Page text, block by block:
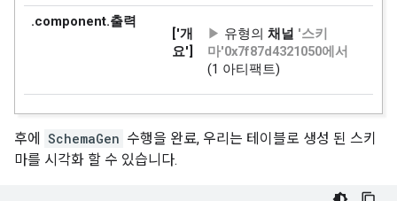
features {
  feature {
        value: "Taxi Affiliation Services"
      }
    }
  }
  feature {
후에 SchemaGen 수행을 완료, 우리는 테이블로 생성 된 스키
마를 시각화 할 수 있습니다.